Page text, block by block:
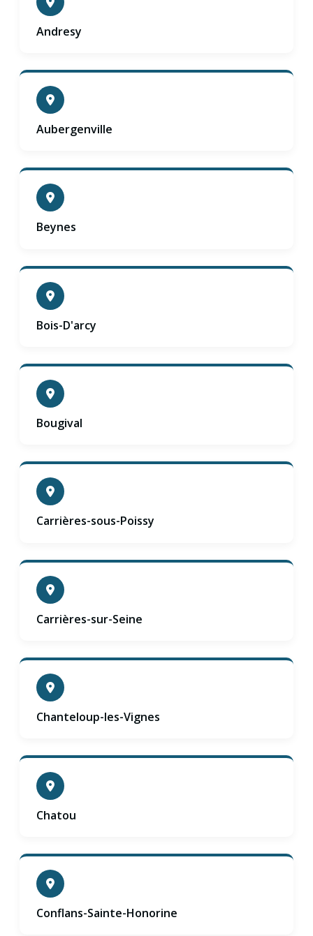
Andresy
Aubergenville
Beynes
Bois-D'arcy
Bougival
Carrières-sous-Poissy
Carrières-sur-Seine
Chanteloup-les-Vignes
Chatou
Conflans-Sainte-Honorine